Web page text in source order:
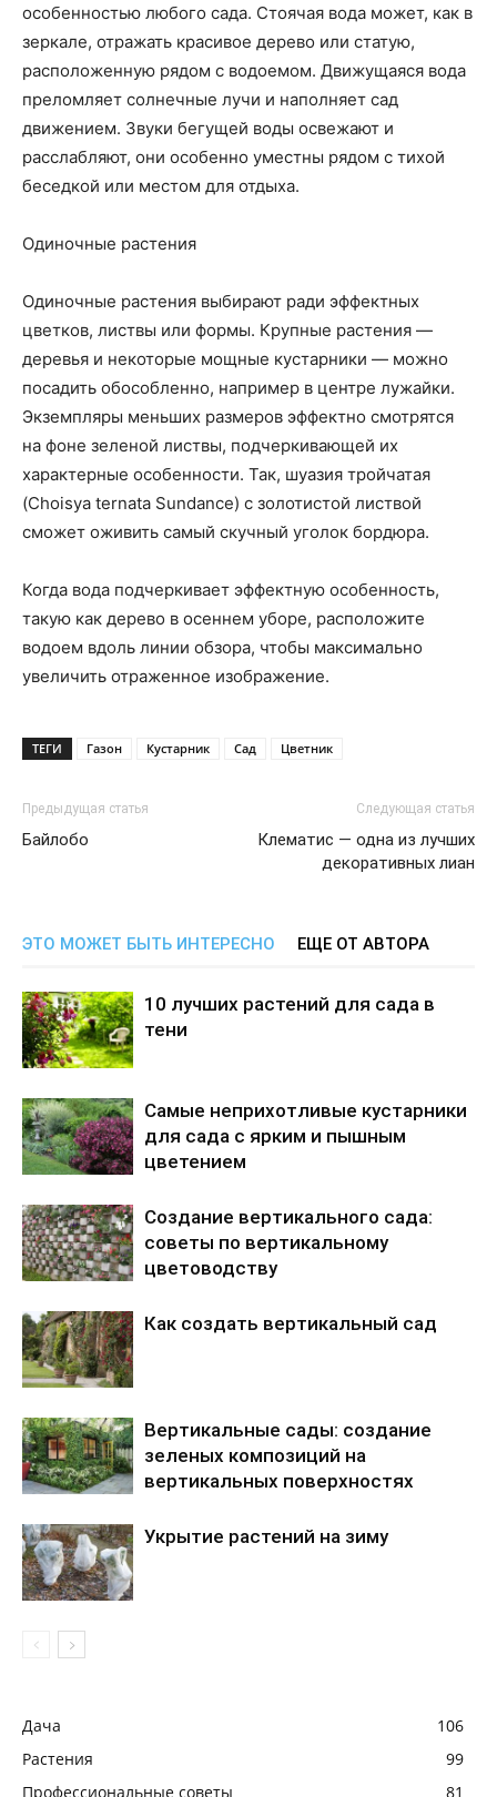
особенностью любого сада. Стоячая вода может, как в
зеркале, отражать красивое дерево или статую,
расположенную рядом с водоемом. Движущаяся вода
преломляет солнечные лучи и наполняет сад
движением. Звуки бегущей воды освежают и
расслабляют, они особенно уместны рядом с тихой
беседкой или местом для отдыха.
Одиночные растения
Одиночные растения выбирают ради эффектных
цветков, листвы или формы. Крупные растения —
деревья и некоторые мощные кустарники — можно
посадить обособленно, например в центре лужайки.
Экземпляры меньших размеров эффектно смотрятся
на фоне зеленой листвы, подчеркивающей их
характерные особенности. Так, шуазия тройчатая
(Choisya ternata Sundance) с золотистой листвой
сможет оживить самый скучный уголок бордюра.
Когда вода подчеркивает эффектную особенность,
такую как дерево в осеннем уборе, расположите
водоем вдоль линии обзора, чтобы максимально
увеличить отраженное изображение.
ТЕГИ Газон Кустарник Сад Цветник
Предыдущая статья
Байлобо
Следующая статья
Клематис — одна из лучших
декоративных лиан
ЭТО МОЖЕТ БЫТЬ ИНТЕРЕСНО ЕЩЕ ОТ АВТОРА
10 лучших растений для сада в
тени
Самые неприхотливые кустарники
для сада с ярким и пышным
цветением
Создание вертикального сада:
советы по вертикальному
цветоводству
Как создать вертикальный сад
Вертикальные сады: создание
зеленых композиций на
вертикальных поверхностях
Укрытие растений на зиму
Дача
106
Растения
99
Профессиональные советы
81